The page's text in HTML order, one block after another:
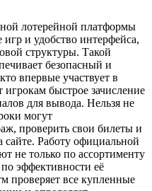
лотерейной платформы
игр и удобство интерфейса,
структуры. Такой
безопасный и
впервые участвует в
игрокам быстрое зачисление
для вывода. Нельзя не
могут
проверить свои билеты и
сайте. Работу официальной
не только по ассортименту
эффективности её
проверяет все купленные